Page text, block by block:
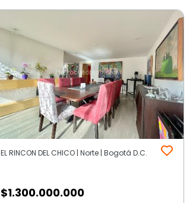
EL RINCON DEL CHICO | Norte | Bogotá D.C.
$1.300.000.000